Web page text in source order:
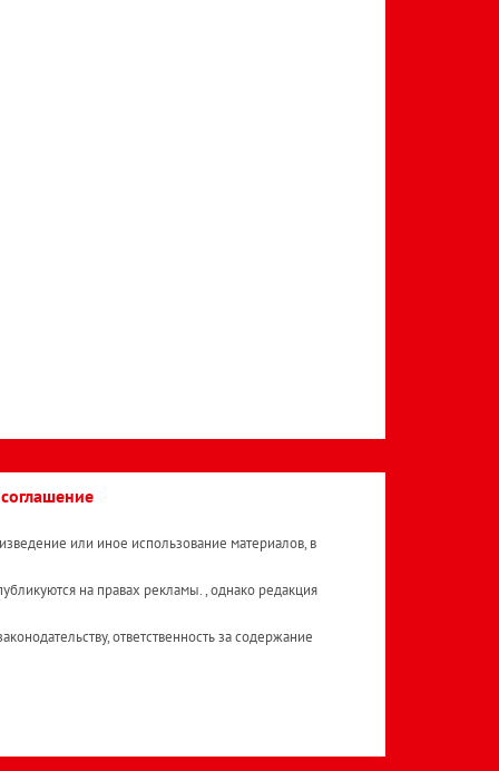
или иное использование материалов, в
на правах рекламы. , однако редакция
ответственность за содержание